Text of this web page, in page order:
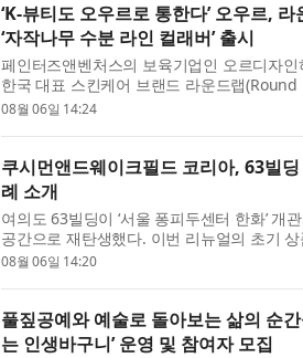
‘K-뷰티도 오우르로 통한다’ 오우르,
‘자작나무 수분 라인 컬래버’ 출시
페인터즈앤벤처스의 보육기업인 오르디자인
한국 대표 스킨케어 브랜드 라운드랩
US) 한정판 컬렉션을 선보인다. 이번 협업...
08월 06일 14:24
쿠시먼앤드웨이크필드 코리아, 63빌
례 소개
여의도 63빌딩이 ‘서울 퐁피두센터 한화’
공간으로 재탄생했다. 이번 리뉴얼의 초기
웨이크필드 코리아(Cushman & Wakefi...
08월 06일 14:20
풀짚공예와 예술로 돌아보는 삶의 순
는 인생바구니’ 운영 및 참여자 모집